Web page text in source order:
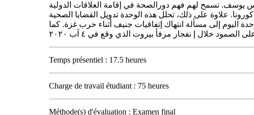
يوسف. تسمح لهم فهم دورالصحة في إقامة العلاقات الدولية
علاوة على ذلك، تحلل هذه الوحدة تدويل القضايا الصحية
اليوم إلى مسألة انتهاك إتفاقيات جنيف أثناء حرب غزة. كما
Temps présentiel : 17.5 heures
Charge de travail étudiant : 75 heures
Méthode(s) d'évaluation : Examen final